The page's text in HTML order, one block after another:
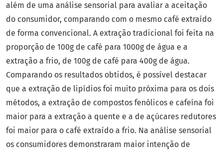
além de uma análise sensorial para avaliar a aceitação
do consumidor, comparando com o mesmo café extraído
de forma convencional. A extração tradicional foi feita na
proporção de 100g de café para 1000g de água e a
extração a frio, de 100g de café para 400g de água.
Comparando os resultados obtidos, é possível destacar
que a extração de lipídios foi muito próxima para os dois
métodos, a extração de compostos fenólicos e cafeína foi
maior para a extração a quente e a de açúcares redutores
foi maior para o café extraído a frio. Na análise sensorial
os consumidores demonstraram maior intenção de